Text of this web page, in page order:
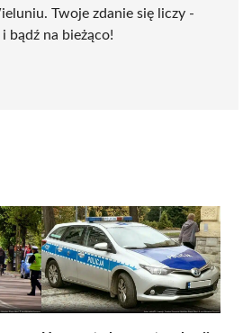
Twoje zdanie się liczy -
bądź na bieżąco!